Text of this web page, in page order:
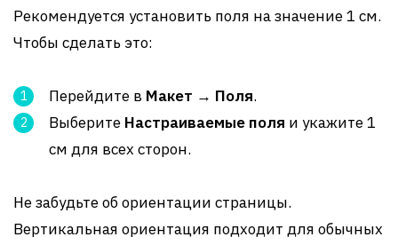
Рекомендуется установить поля на значение 1 см.
Чтобы сделать это:
Перейдите в Макет → Поля.
Выберите Настраиваемые поля и укажите 1
см для всех сторон.
Не забудьте об ориентации страницы.
Вертикальная ориентация подходит для обычных